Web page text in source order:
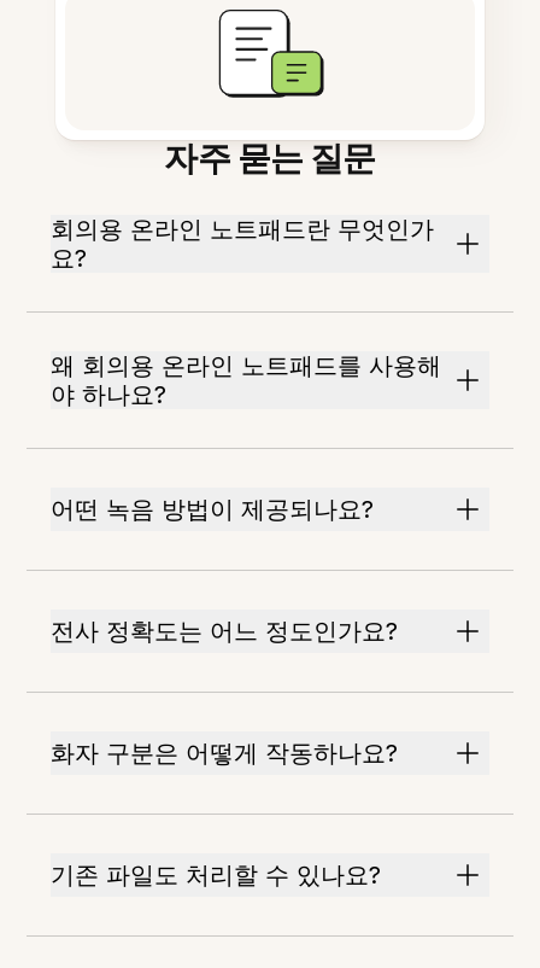
자주 묻는 질문
회의용 온라인 노트패드란 무엇인가
요?
왜 회의용 온라인 노트패드를 사용해
야 하나요?
어떤 녹음 방법이 제공되나요?
전사 정확도는 어느 정도인가요?
화자 구분은 어떻게 작동하나요?
기존 파일도 처리할 수 있나요?